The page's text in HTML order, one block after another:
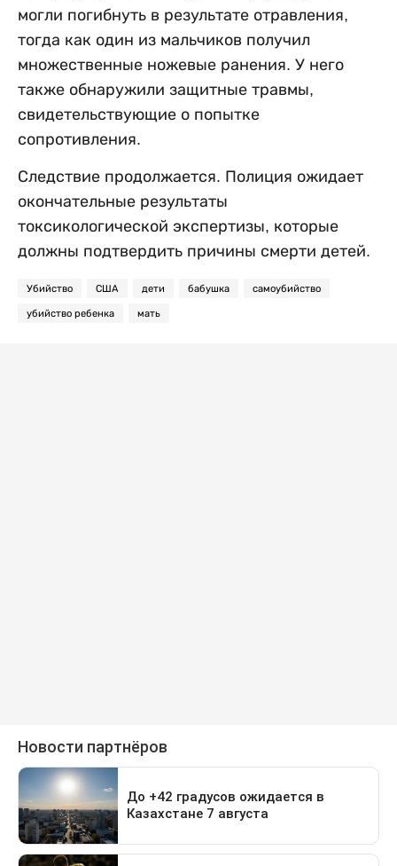
могли погибнуть в результате отравления,
тогда как один из мальчиков получил
множественные ножевые ранения. У него
также обнаружили защитные травмы,
свидетельствующие о попытке
сопротивления.
Следствие продолжается. Полиция ожидает
окончательные результаты
токсикологической экспертизы, которые
должны подтвердить причины смерти детей.
Убийство США дети бабушка самоубийство
убийство ребенка мать